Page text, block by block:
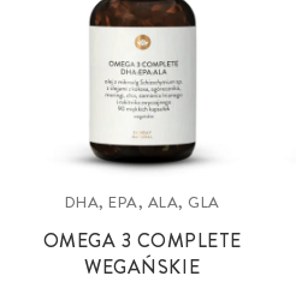
DHA, EPA, ALA, GLA
OMEGA 3 COMPLETE
WEGAŃSKIE